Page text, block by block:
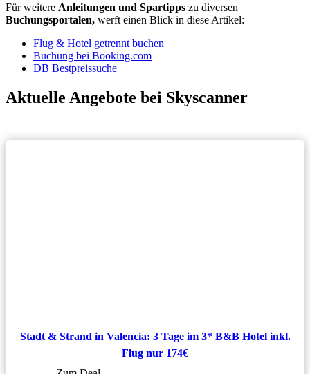
Für weitere Anleitungen und Spartipps zu diversen
Buchungsportalen, werft einen Blick in diese Artikel:
Flug & Hotel getrennt buchen
Buchung bei Booking.com
DB Bestpreissuche
Aktuelle Angebote bei Skyscanner
Stadt & Strand in Valencia: 3 Tage im 3* B&B Hotel inkl.
Flug nur 174€